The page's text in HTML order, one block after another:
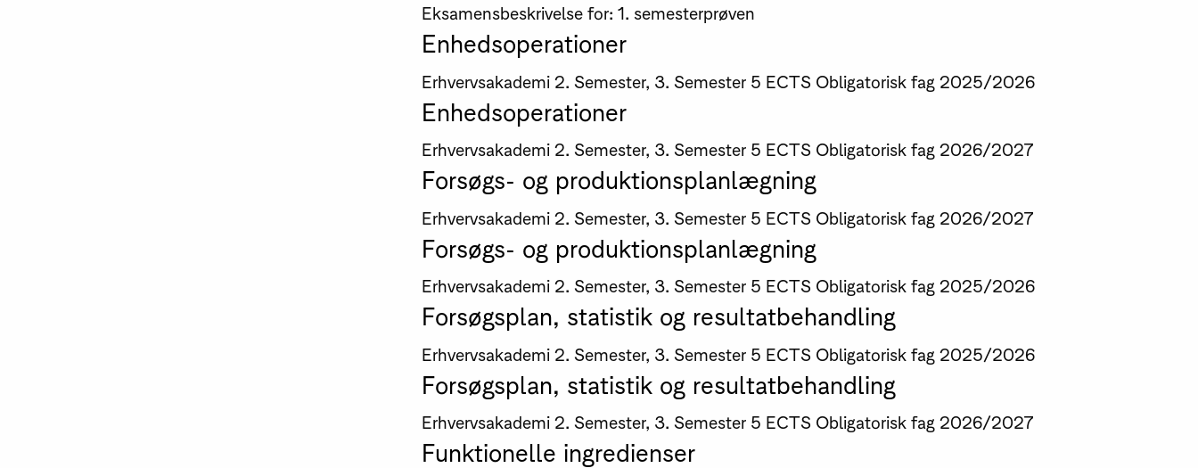
Eksamensbeskrivelse for: 1. semesterprøven
Enhedsoperationer
Erhvervsakademi 2. Semester, 3. Semester 5 ECTS Obligatorisk fag 2025/2026
Enhedsoperationer
Erhvervsakademi 2. Semester, 3. Semester 5 ECTS Obligatorisk fag 2026/2027
Forsøgs- og produktionsplanlægning
Erhvervsakademi 2. Semester, 3. Semester 5 ECTS Obligatorisk fag 2026/2027
Forsøgs- og produktionsplanlægning
Erhvervsakademi 2. Semester, 3. Semester 5 ECTS Obligatorisk fag 2025/2026
Forsøgsplan, statistik og resultatbehandling
Erhvervsakademi 2. Semester, 3. Semester 5 ECTS Obligatorisk fag 2025/2026
Forsøgsplan, statistik og resultatbehandling
Erhvervsakademi 2. Semester, 3. Semester 5 ECTS Obligatorisk fag 2026/2027
Funktionelle ingredienser